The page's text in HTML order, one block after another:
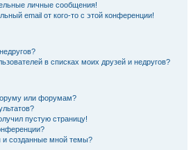
личные сообщения!
email от кого-то с этой конференции!
в списках моих друзей и недругов?
или форумам?
пустую страницу!
и созданные мной темы?